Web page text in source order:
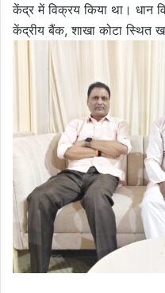
केंद्र में विक्रय किया था। धान
केंद्रीय बैंक, शाखा कोटा स्थित